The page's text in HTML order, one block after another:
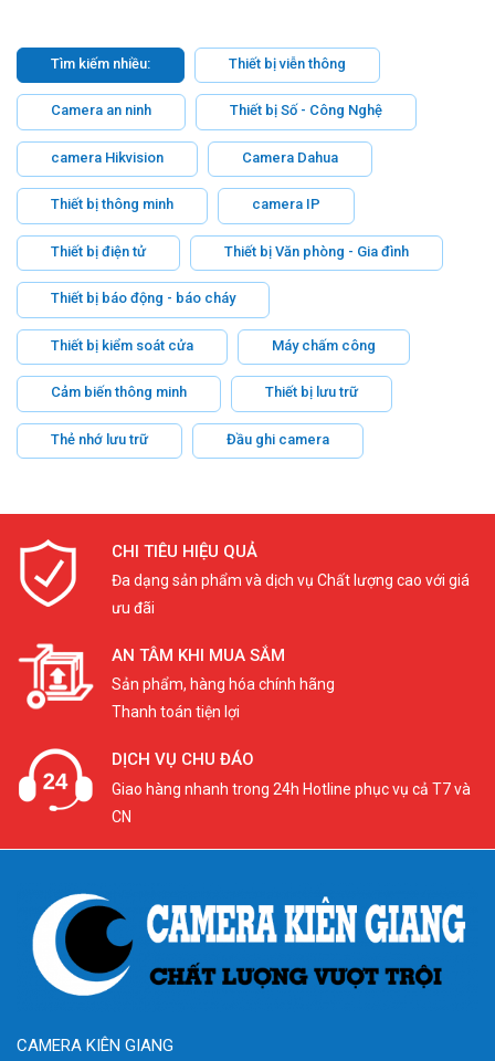
Tìm kiếm nhiều: Thiết bị viễn thông
Camera an ninh Thiết bị Số - Công Nghệ
camera Hikvision Camera Dahua
Thiết bị thông minh camera IP
Thiết bị điện tử Thiết bị Văn phòng - Gia đình
Thiết bị báo động - báo cháy
Thiết bị kiểm soát cửa Máy chấm công
Cảm biến thông minh Thiết bị lưu trữ
Thẻ nhớ lưu trữ Đầu ghi camera
CHI TIÊU HIỆU QUẢ
Đa dạng sản phẩm và dịch vụ Chất lượng cao với giá
ưu đãi
AN TÂM KHI MUA SẮM
Sản phẩm, hàng hóa chính hãng
Thanh toán tiện lợi
DỊCH VỤ CHU ĐÁO
Giao hàng nhanh trong 24h Hotline phục vụ cả T7 và
CN
CAMERA KIÊN GIANG